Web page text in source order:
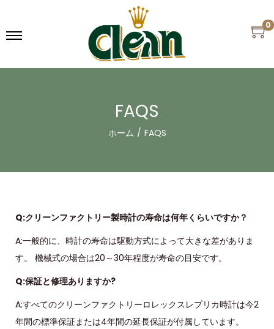
0
FAQS
ホーム / FAQS
Q:クリーンファクトリー製時計の寿命は何年くらいですか？
A:一般的に、時計の寿命は駆動方式によって大きな差がありま
す。 機械式の場合は20～30年程度が寿命の目安です。
Q:保証と修理ありますか?
A:すべてのクリーンファクトリーロレックスレプリカ時計は今2
年間の標準保証または4年間の延長保証が付属しています。